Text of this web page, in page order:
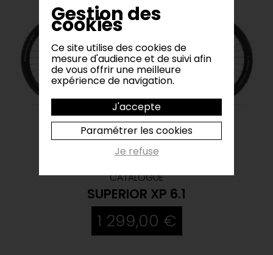
CATALOGUE
SUPERIOR XP 6.1
1 299,00 €
Gestion des
cookies
Ce site utilise des cookies de
mesure d'audience et de suivi afin
de vous offrir une meilleure
expérience de navigation.
J'accepte
Paramétrer les cookies
Je refuse